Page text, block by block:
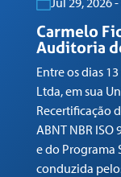
Carmelo
Auditoria
Entre os dias
Ltda, em sua
Recertificação
ABNT NBR
e do Programa
conduzida